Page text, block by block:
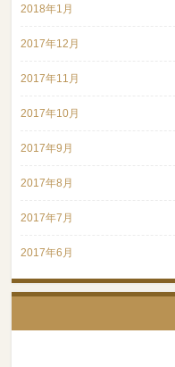
2018年1月
2017年12月
2017年11月
2017年10月
2017年9月
2017年8月
2017年7月
2017年6月